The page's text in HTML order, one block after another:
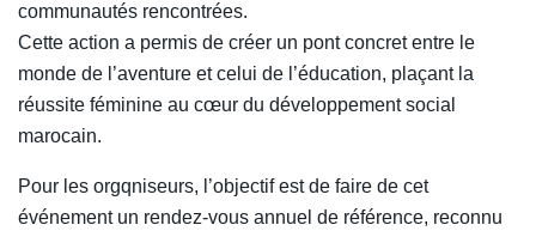
communautés rencontrées.
Cette action a permis de créer un pont concret entre le
monde de l’aventure et celui de l’éducation, plaçant la
réussite féminine au cœur du développement social
marocain.
Pour les orgqniseurs, l’objectif est de faire de cet
événement un rendez-vous annuel de référence, reconnu